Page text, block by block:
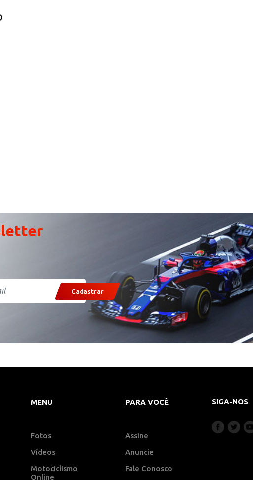
Cadastrar
MENU
Fotos
Vídeos
Motociclismo
Online
PARA VOCÊ
Assine
Anuncie
Fale Conosco
SIGA-NOS